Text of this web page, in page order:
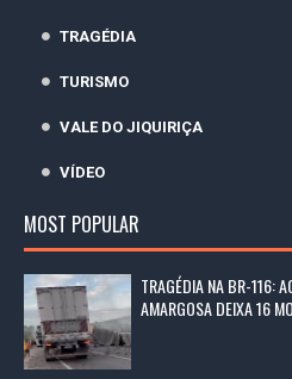
TRAGÉDIA
TURISMO
VALE DO JIQUIRIÇA
VÍDEO
MOST POPULAR
TRAGÉDIA NA BR-116:
AMARGOSA DEIXA 16